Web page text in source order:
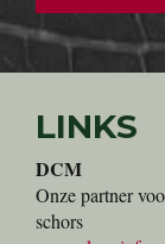
LINKS
DCM
Onze partner
schors